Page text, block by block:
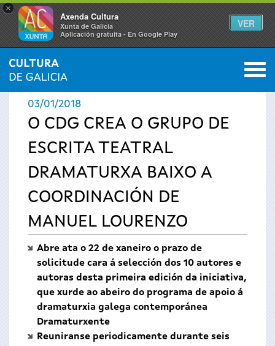
×
Axenda Cultura
Xunta de Galicia
Aplicación gratuíta - En Google Play
VER
Vostede
está
aquí
INICIO › ACTUALIDADE 0
03/01/2018
O CDG CREA O GRUPO DE
ESCRITA TEATRAL
DRAMATURXA BAIXO A
COORDINACIÓN DE
MANUEL LOURENZO
Abre ata o 22 de xaneiro o prazo de
solicitude cara á selección dos 10 autores e
autoras desta primeira edición da iniciativa,
que xurde ao abeiro do programa de apoio á
dramaturxia galega contemporánea
Dramaturxente
Reuniranse periodicamente durante seis